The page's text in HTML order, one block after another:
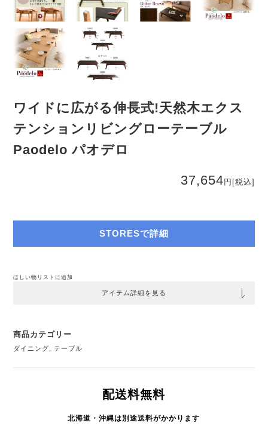
ワイドに広がる伸長式!天然木エクス
テンションリビングローテーブル
Paodelo パオデロ
37,654円 [税込]
STORESで詳細
ほしい物リストに追加
アイテム詳細を見る
商品カテゴリー
ダイニング ,テーブル
配送料無料
北海道・沖縄は別途送料がかかります